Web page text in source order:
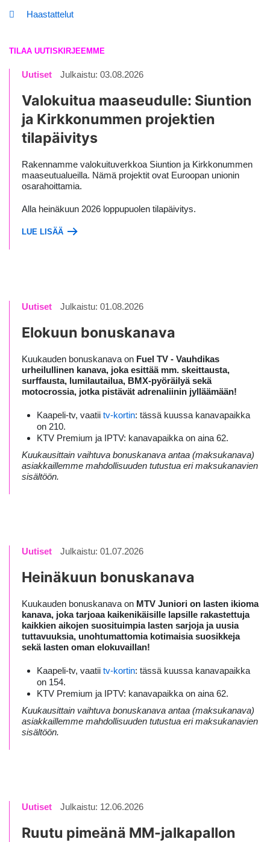
Haastattelut
TILAA UUTISKIRJEEMME
Uutiset Julkaistu: 03.08.2026
Valokuitua maaseudulle: Siuntion
ja Kirkkonummen projektien
tilapäivitys
Rakennamme valokuituverkkoa Siuntion ja Kirkkonummen
maaseutualueilla. Nämä projektit ovat Euroopan unionin
osarahoittamia.
Alla heinäkuun 2026 loppupuolen tilapäivitys.
LUE LISÄÄ
Uutiset Julkaistu: 01.08.2026
Elokuun bonuskanava
Kuukauden bonuskanava on Fuel TV - Vauhdikas
urheilullinen kanava, joka esittää mm. skeittausta,
surffausta, lumilautailua, BMX-pyöräilyä sekä
motocrossia, jotka pistävät adrenaliinin jylläämään!
Kaapeli-tv, vaatii tv-kortin: tässä kuussa kanavapaikka
on 210.
KTV Premium ja IPTV: kanavapaikka on aina 62.
Kuukausittain vaihtuva bonuskanava antaa (maksukanava)
asiakkaillemme mahdollisuuden tutustua eri maksukanavien
sisältöön.
Uutiset Julkaistu: 01.07.2026
Heinäkuun bonuskanava
Kuukauden bonuskanava on MTV Juniori on lasten ikioma
kanava, joka tarjoaa kaikenikäisille lapsille rakastettuja
kaikkien aikojen suosituimpia lasten sarjoja ja uusia
tuttavuuksia, unohtumattomia kotimaisia suosikkeja
sekä lasten oman elokuvaillan!
Kaapeli-tv, vaatii tv-kortin: tässä kuussa kanavapaikka
on 154.
KTV Premium ja IPTV: kanavapaikka on aina 62.
Kuukausittain vaihtuva bonuskanava antaa (maksukanava)
asiakkaillemme mahdollisuuden tutustua eri maksukanavien
sisältöön.
Uutiset Julkaistu: 12.06.2026
Ruutu pimeänä MM-jalkapallon